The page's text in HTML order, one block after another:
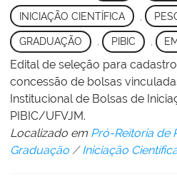
INICIAÇÃO CIENTÍFICA
GRADUAÇÃO , PIBIC ,
Edital de seleção para
concessão de bolsas
Institucional de Bolsas de
PIBIC/UFVJM.
Localizado em Pró-Reitoria de
Graduação /Iniciação